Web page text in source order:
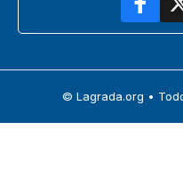
© Lagrada.org •